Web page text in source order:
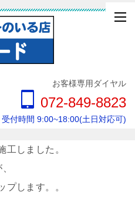
お客様専用ダイヤル
072-849-8823
受付時間 9:00~18:00(土日対応可)
工しました。
プします。。